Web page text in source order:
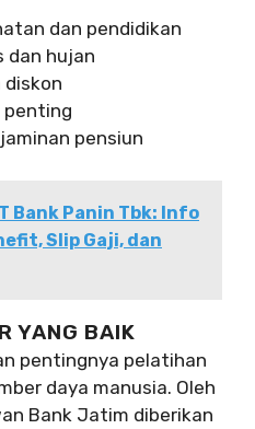
dan pendidikan
dan hujan
penting
pensiun
Bank Panin Tbk: Info
Slip Gaji, dan
YANG BAIK
pentingnya pelatihan
daya manusia. Oleh
Bank Jatim diberikan